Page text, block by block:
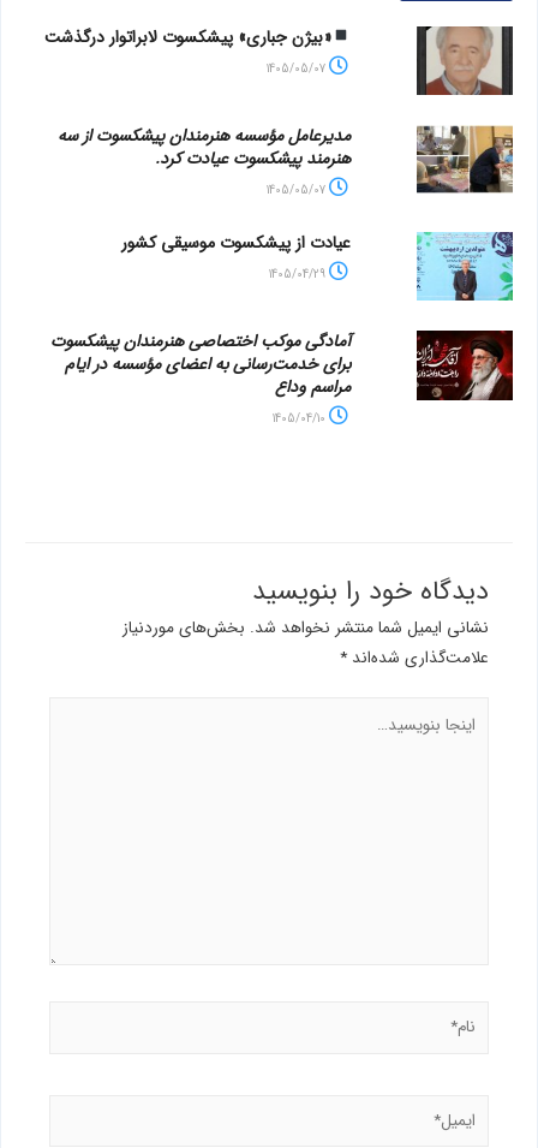
«بیژن جباری» پیشکسوت لابراتوار درگذشت
مدیرعامل مؤسسه هنرمندان پیشکسوت از سه
هنرمند پیشکسوت عیادت کرد.
عیادت از پیشکسوت موسیقی کشور
آمادگی موکب اختصاصی هنرمندان پیشکسوت
برای خدمت‌رسانی به اعضای مؤسسه در ایام
مراسم وداع
دیدگاه‌ خود را بنویسید
نشانی ایمیل شما منتشر نخواهد شد. بخش‌های موردنیاز
علامت‌گذاری شده‌اند *